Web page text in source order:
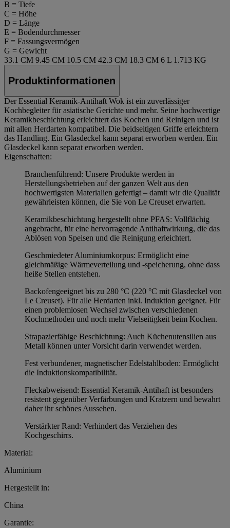
B = Tiefe
C = Höhe
D = Länge
E = Bodendurchmesser
F = Fassungsvermögen
G = Gewicht
33.1 CM 9.45 CM 10.5 CM 42.3 CM 18.3 CM 6 L 1.713 KG
Produktinformationen
Der Essential Keramik-Antihaft Wok ist ein zuverlässiger
Kochbegleiter für asiatische Gerichte und mehr. Seine hochwertige
Keramikbeschichtung erleichtert das Kochen und Reinigen und ist
mit allen Herdarten kompatibel. Die beidseitigen Griffe erleichtern
das Handling. Ein Glasdeckel kann separat erworben werden. Ein
Glasdeckel kann separat erworben werden.
Eigenschaften:
Branchenführend: Unsere Produkte werden in
Herstellungsbetrieben auf der ganzen Welt aus den
hochwertigsten Materialien gefertigt – damit wir die Qualität
gewährleisten können, die Sie von Le Creuset erwarten.
Keramikbeschichtung hergestellt ohne PFAS: Vollflächig
angebracht, für eine hervorragende Antihaftwirkung, die das
Ablösen von Speisen und die Reinigung erleichtert.
Geschmiedeter Aluminiumkorpus: Ermöglicht eine
gleichmäßige Wärmeverteilung und -speicherung, ohne dass
heiße Stellen entstehen.
Backofengeeignet bis zu 280 °C (220 °C mit Glasdeckel von
Le Creuset). Für alle Herdarten inkl. Induktion geeignet. Für
einen problemlosen Wechsel zwischen verschiedenen
Kochmethoden und noch mehr Vielseitigkeit beim Kochen.
Strapazierfähige Beschichtung: Auch Küchenutensilien aus
Metall können unter Vorsicht darin verwendet werden.
Fest verbundener, magnetischer Edelstahlboden: Ermöglicht
die Induktionskompatibilität.
Fleckabweisend: Essential Keramik-Antihaft ist besonders
resistent gegenüber Verfärbungen und Kratzern und bewahrt
daher ihr schönes Aussehen.
Verstärkter Rand: Verhindert das Verziehen des
Kochgeschirrs.
Material:
Aluminium
Hergestellt in:
China
Garantie: